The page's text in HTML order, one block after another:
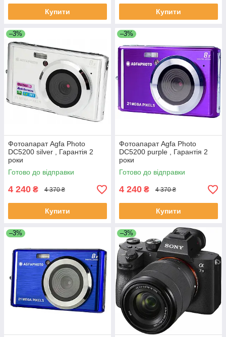
Купити Купити
–3%
Фотоапарат Agfa Photo
DC5200 silver , Гарантія 2
роки
Готово до відправки
4 240 ₴ 4 370 ₴
Купити
–3%
Фотоапарат Agfa Photo
DC5200 purple , Гарантія 2
роки
Готово до відправки
4 240 ₴ 4 370 ₴
Купити
–3% –3%